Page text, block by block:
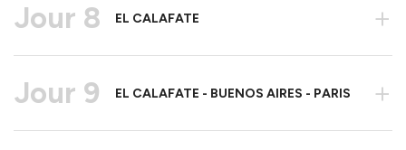
Jour 8 EL CALAFATE +
Jour 9 EL CALAFATE - BUENOS AIRES - PARIS +